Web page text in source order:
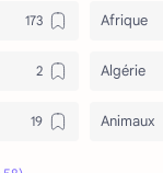
Afrique
Algérie
Animaux